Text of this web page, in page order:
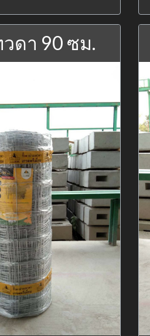
ดา 90 ซม.